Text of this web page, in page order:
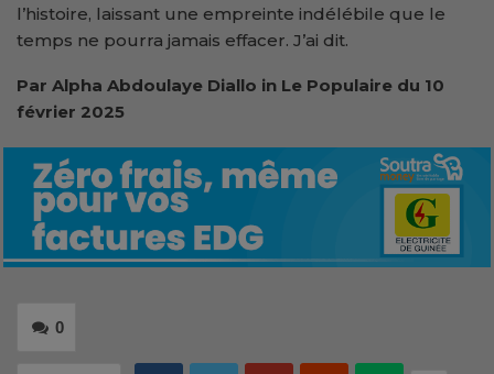
l’histoire, laissant une empreinte indélébile que le
temps ne pourra jamais effacer. J’ai dit.
Par Alpha Abdoulaye Diallo in Le Populaire du 10
février 2025
0